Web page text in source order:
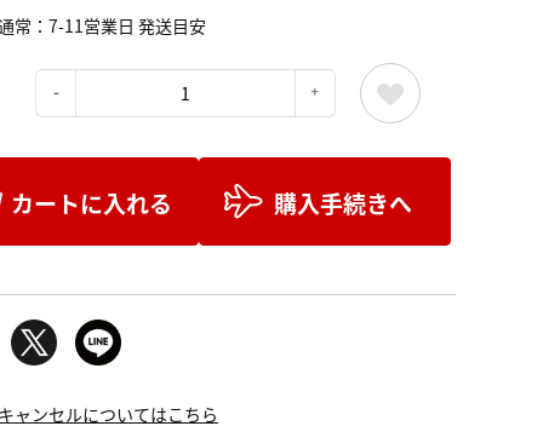
常：7-11営業日 発送目安
カートに入れる 購入手続きへ
ャンセルについてはこちら